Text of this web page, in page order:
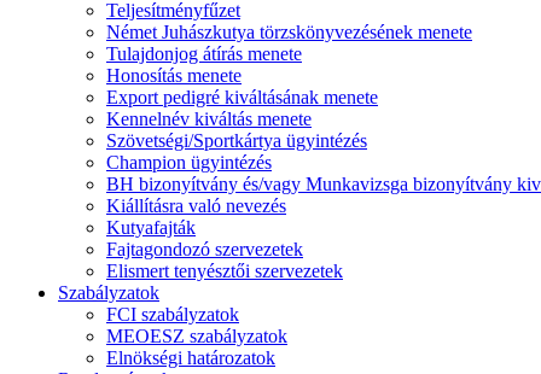
Teljesítményfűzet
Német Juhászkutya törzskönyvezésének menete
Tulajdonjog átírás menete
Honosítás menete
Export pedigré kiváltásának menete
Kennelnév kiváltás menete
Szövetségi/Sportkártya ügyintézés
Champion ügyintézés
BH bizonyítvány és/vagy Munkavizsga bizonyítvány
Kiállításra való nevezés
Kutyafajták
Fajtagondozó szervezetek
Elismert tenyésztői szervezetek
Szabályzatok
FCI szabályzatok
MEOESZ szabályzatok
Elnökségi határozatok